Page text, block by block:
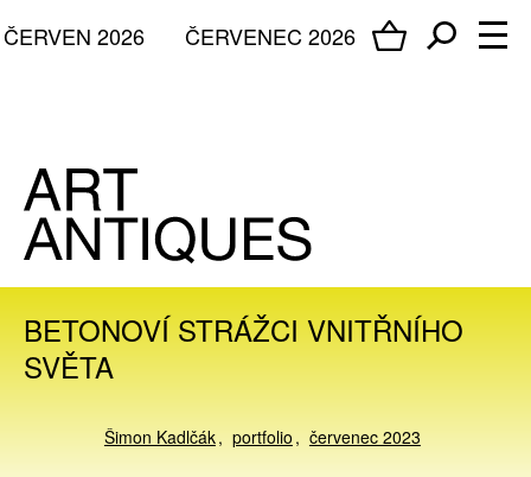
ČERVENEC 2026
ČERVEN 2026
BETONOVÍ STRÁŽCI VNITŘNÍHO
SVĚTA
Šimon Kadlčák portfolio červenec 2023